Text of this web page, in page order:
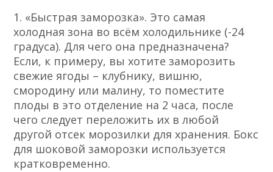
1. «Быстрая заморозка». Это самая
холодная зона во всём холодильнике (-24
градуса). Для чего она предназначена?
Если, к примеру, вы хотите заморозить
свежие ягоды – клубнику, вишню,
смородину или малину, то поместите
плоды в это отделение на 2 часа, после
чего следует переложить их в любой
другой отсек морозилки для хранения. Бокс
для шоковой заморозки используется
кратковременно.